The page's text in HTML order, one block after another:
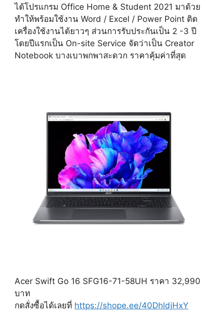
ได้โปรแกรม Office Home & Student 2021 มาด้วย
ทำให้พร้อมใช้งาน Word / Excel / Power Point ติด
เครื่องใช้งานได้ยาวๆ ส่วนการรับประกันเป็น 2 -3 ปี
โดยปีแรกเป็น On-site Service จัดว่าเป็น Creator
Notebook บางเบาพกพาสะดวก ราคาคุ้มค่าที่สุด
Acer Swift Go 16 SFG16-71-58UH ราคา 32,990
บาท
กดสั่งซื้อได้เลยที่ https://shope.ee/40DhldjHxY